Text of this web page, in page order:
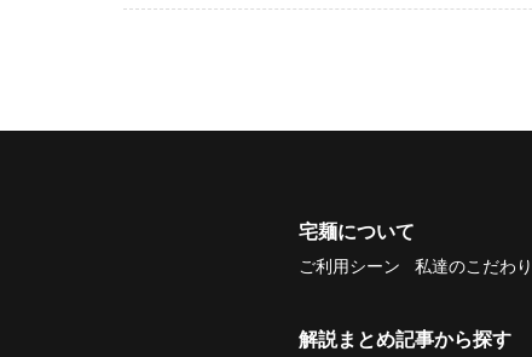
宅麺について
ご利用シーン 私達のこだわり
解説まとめ記事から探す